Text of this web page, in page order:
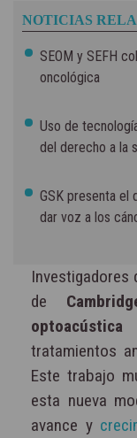
NOTICIAS
SEOM y SEFH
oncológica
Uso de
del derecho a la
GSK presenta el
dar voz a los
Investigadores
de
optoacústica
tratamientos
Este trabajo
esta nueva
avance y